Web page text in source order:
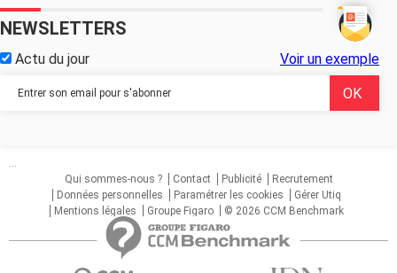
NEWSLETTERS
Actu du jour Voir un exemple
...
Qui sommes-nous ?
Contact Publicité
Recrutement
Données personnelles
Paramétrer les cookies
Gérer Utiq
Mentions légales
Groupe Figaro © 2026 CCM Benchmark